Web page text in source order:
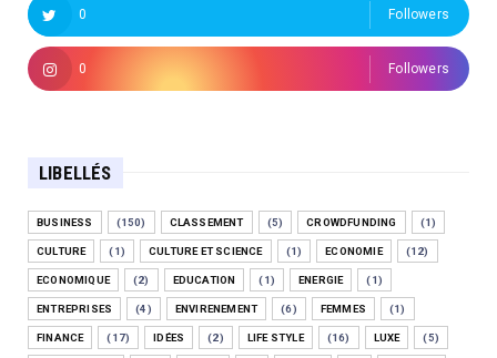
0 Followers
0 Followers
LIBELLÉS
BUSINESS (150) CLASSEMENT (5) CROWDFUNDING (1)
CULTURE (1) CULTURE ET SCIENCE (1) ECONOMIE (12)
ECONOMIQUE (2) EDUCATION (1) ENERGIE (1)
ENTREPRISES (4) ENVIRENEMENT (6) FEMMES (1)
FINANCE (17) IDÉES (2) LIFE STYLE (16) LUXE (5)